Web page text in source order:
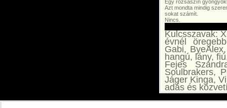
Egy rózsaszín
Azt mondta mindig
sokat számít.
Nincs.
Kulcsszavak:
évnél
Gabi,
hangú, lány,
Fejes
Soulbrakers,
Jáger Kinga,
adás és